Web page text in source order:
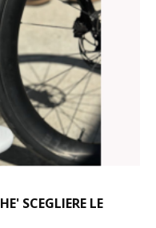
SCEGLIERE LE